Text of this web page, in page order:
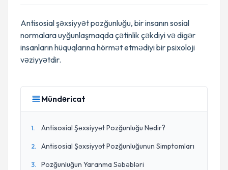
Antisosial şəxsiyyət pozğunluğu, bir insanın sosial
normalara uyğunlaşmaqda çətinlik çəkdiyi və digər
insanların hüquqlarına hörmət etmədiyi bir psixoloji
vəziyyətdir.
Mündəricat
1. Antisosial Şəxsiyyət Pozğunluğu Nədir?
2. Antisosial Şəxsiyyət Pozğunluğunun Simptomları
3. Pozğunluğun Yaranma Səbəbləri